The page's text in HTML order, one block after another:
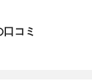
コミ